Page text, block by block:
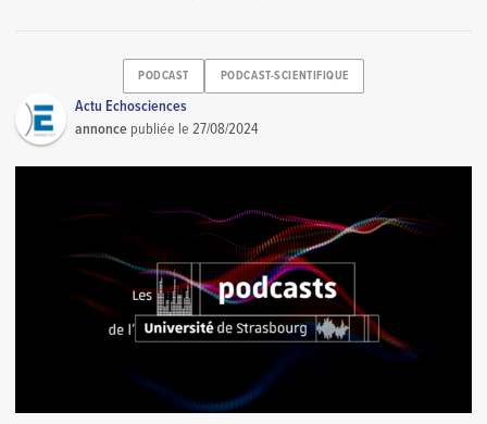
PODCAST PODCAST-SCIENTIFIQUE
Actu Echosciences
annonce publiée le27/08/2024